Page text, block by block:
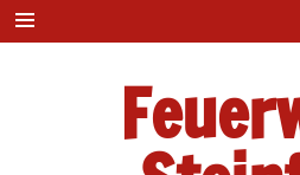
Zum
Inhalt
springen